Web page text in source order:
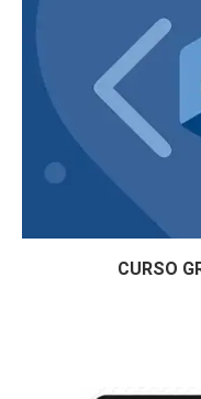
CURSO